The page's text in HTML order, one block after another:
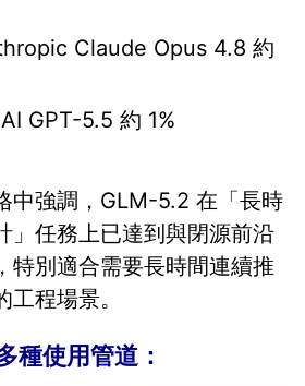
Claude Opus 4.8 約
GPT-5.5 約 1%
中強調，GLM-5.2 在「長時
」任務上已達到與閉源前沿
特別適合需要長時間連續推
程場景。
種使用管道：